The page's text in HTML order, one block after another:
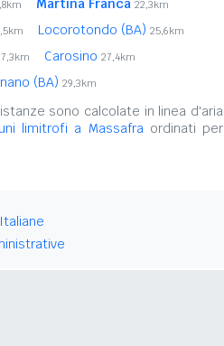
Martina Franca 22,3km
Locorotondo (BA) 25,6km
Carosino 27,4km
(BA) 29,3km
sono calcolate in linea d'aria
limitrofi a Massafraordinati per